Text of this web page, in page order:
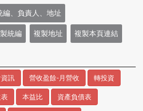
、負責人、地址
統編 複製地址 複製本頁連結
訊 營收盈餘-月營收 轉投資
本益比 資產負債表